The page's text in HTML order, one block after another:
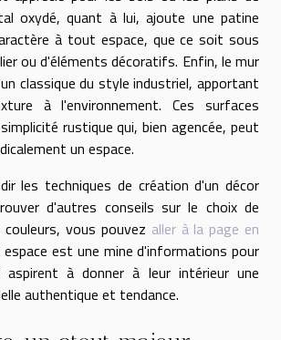
oxydé, quant à lui, ajoute une patine
à tout espace, que ce soit sous
ou d'éléments décoratifs. Enfin, le mur
classique du style industriel, apportant
à l'environnement. Ces surfaces
rustique qui, bien agencée, peut
un espace.
les techniques de création d'un décor
d'autres conseils sur le choix de
vous pouvez aller à la page en
espace est une mine d'informations pour
à donner à leur intérieur une
authentique et tendance.